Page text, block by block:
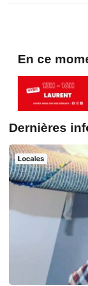
En ce
Dernières
Locales